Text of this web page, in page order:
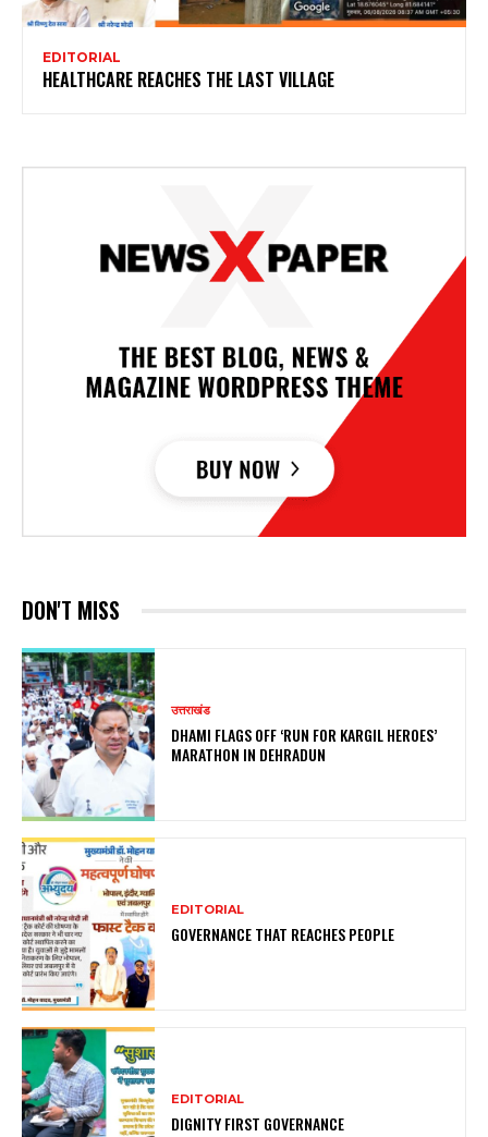
EDITORIAL
HEALTHCARE REACHES THE LAST VILLAGE
DON'T MISS
उत्तराखंड
DHAMI FLAGS OFF ‘RUN FOR KARGIL HEROES’
MARATHON IN DEHRADUN
EDITORIAL
GOVERNANCE THAT REACHES PEOPLE
EDITORIAL
DIGNITY FIRST GOVERNANCE